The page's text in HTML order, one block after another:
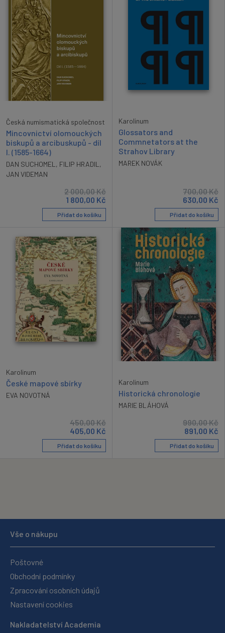
Česká numismatická společnost
Mincovnictví olomouckých
biskupů a arcibuskupů - díl
I. (1585-1664)
DAN SUCHOMEL , FILIP HRADIL ,
JAN VIDEMAN
2 000,00Kč
1 800,00 Kč
Přidat do košíku
Karolinum
Glossators and
Commnetators at the
Strahov Library
MAREK NOVÁK
700,00Kč
630,00 Kč
Přidat do košíku
Karolinum
České mapové sbírky
EVA NOVOTNÁ
450,00Kč
405,00 Kč
Přidat do košíku
Karolinum
Historická chronologie
MARIE BLÁHOVÁ
990,00Kč
891,00 Kč
Přidat do košíku
Vše o nákupu
Poštovné
Obchodní podmínky
Zpracování osobních údajů
Nastavení cookies
Nakladatelství Academia